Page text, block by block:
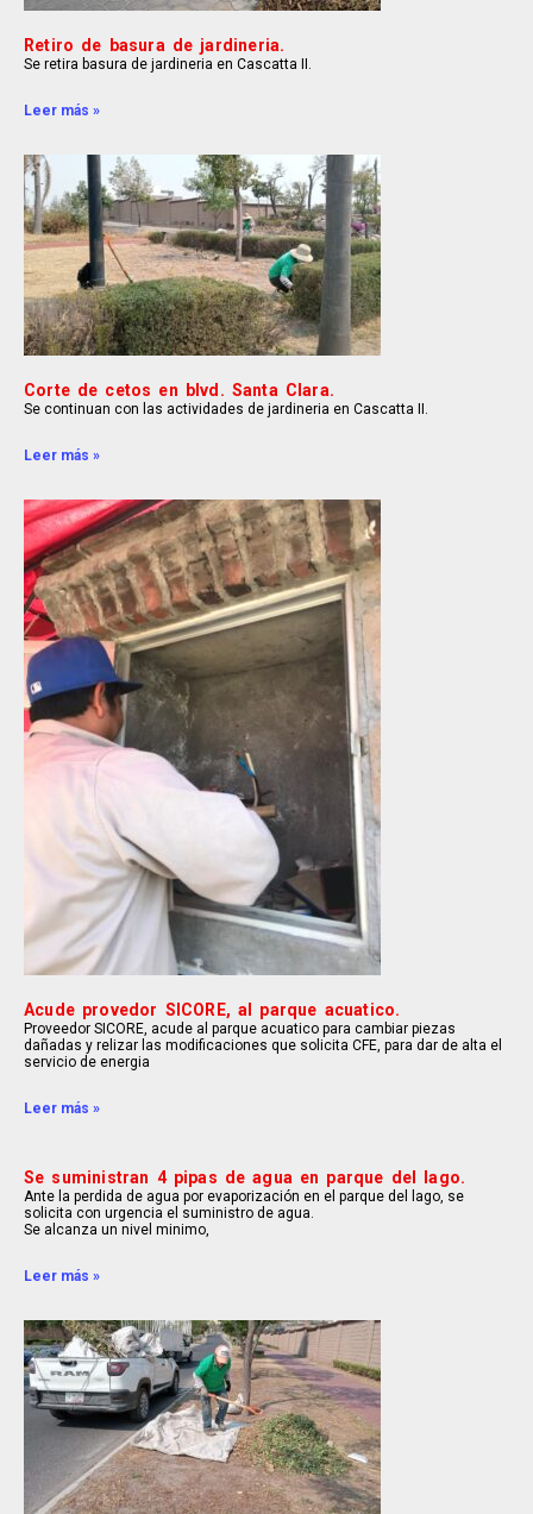
Retiro de basura de jardineria.
Se retira basura de jardineria en Cascatta II.
Leer más »
Corte de cetos en blvd. Santa Clara.
Se continuan con las actividades de jardineria en Cascatta II.
Leer más »
Acude provedor SICORE, al parque acuatico.
Proveedor SICORE, acude al parque acuatico para cambiar piezas
dañadas y relizar las modificaciones que solicita CFE, para dar de alta el
servicio de energia
Leer más »
Se suministran 4 pipas de agua en parque del lago.
Ante la perdida de agua por evaporización en el parque del lago, se
solicita con urgencia el suministro de agua.
Se alcanza un nivel minimo,
Leer más »